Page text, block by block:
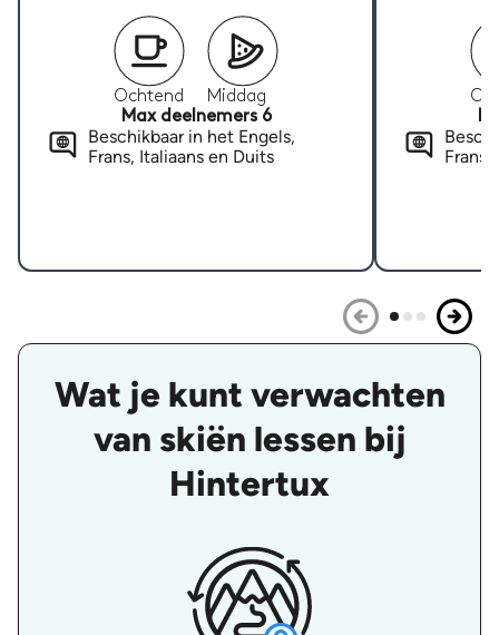
Ochtend
Middag
Max deelnemers 6
Beschikbaar in het Engels,
Frans, Italiaans en Duits
Frans,
Wat je kunt verwachten
van skiën lessen bij
Hintertux